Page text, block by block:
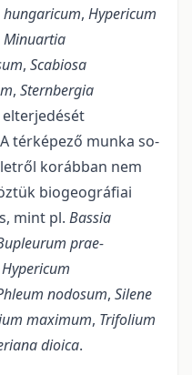
, Hy­pericum
Minuartia
, Scabiosa
, Stern­bergia
elterjedését
tér­­ké­pe­ző munka so­
korábban nem
bio­geog­ráfiai
mint pl. Bassia
pra­e­
Hypericum
nodosum, Silene
maximum, Trifolium
dioica.